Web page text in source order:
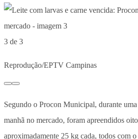
3 de 3
Reprodução/EPTV Campinas
Segundo o Procon Municipal, durante
manhã no mercado, foram apreendidos
aproximadamente 25 kg cada, todos com